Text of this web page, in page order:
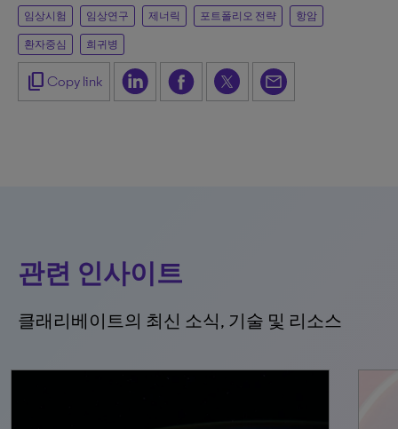
임상시험 임상연구 제너릭 포트폴리오 전략 항암
환자중심 희귀병
content_copy Copy link
관련 인사이트
클래리베이트의 최신 소식, 기술 및 리소스